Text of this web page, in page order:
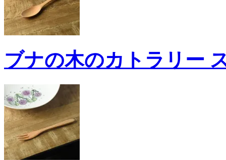
ブナの木のカトラリー